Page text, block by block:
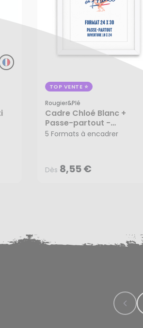
TOP VENTE
Rougier&plé
Cadre Chloé Blanc +
Passe-partout -
Rougier&Plé
5 Formats à encadrer
Dès 8,55 €
Dès8,55 €